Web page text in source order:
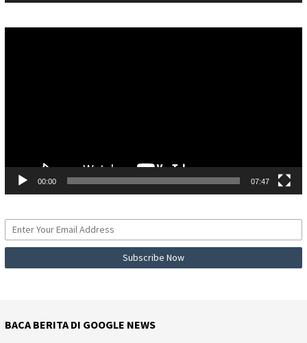
00:00 07:47
BACA BERITA DI GOOGLE NEWS